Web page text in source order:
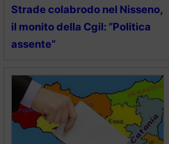
Strade colabrodo nel Nisseno,
il monito della Cgil: “Politica
assente”